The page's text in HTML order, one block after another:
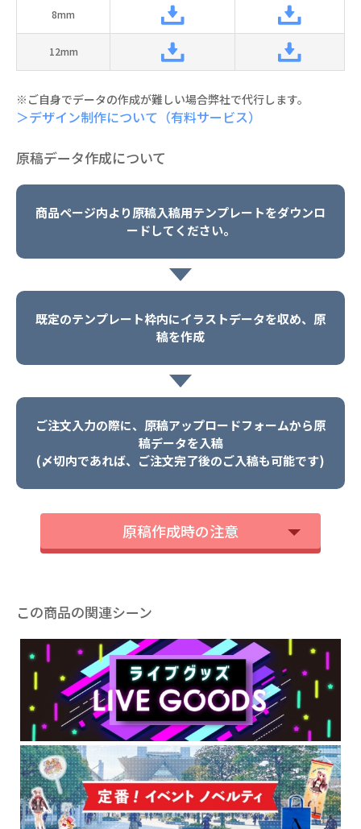
8mm
12mm
※ご自身でデータの作成が難しい場合弊社で代行します。
＞デザイン制作について（有料サービス）
原稿データ作成について
商品ページ内より原稿入稿用テンプレートをダウンロ
ードしてください。
既定のテンプレート枠内にイラストデータを収め、原
稿を作成
ご注文入力の際に、原稿アップロードフォームから原
稿データを入稿
(〆切内であれば、ご注文完了後のご入稿も可能です)
原稿作成時の注意
この商品の関連シーン